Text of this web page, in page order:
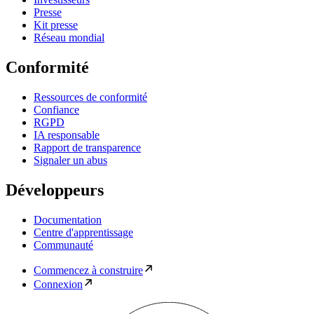
Presse
Kit presse
Réseau mondial
Conformité
Ressources de conformité
Confiance
RGPD
IA responsable
Rapport de transparence
Signaler un abus
Développeurs
Documentation
Centre d'apprentissage
Communauté
Commencez à construire
Connexion